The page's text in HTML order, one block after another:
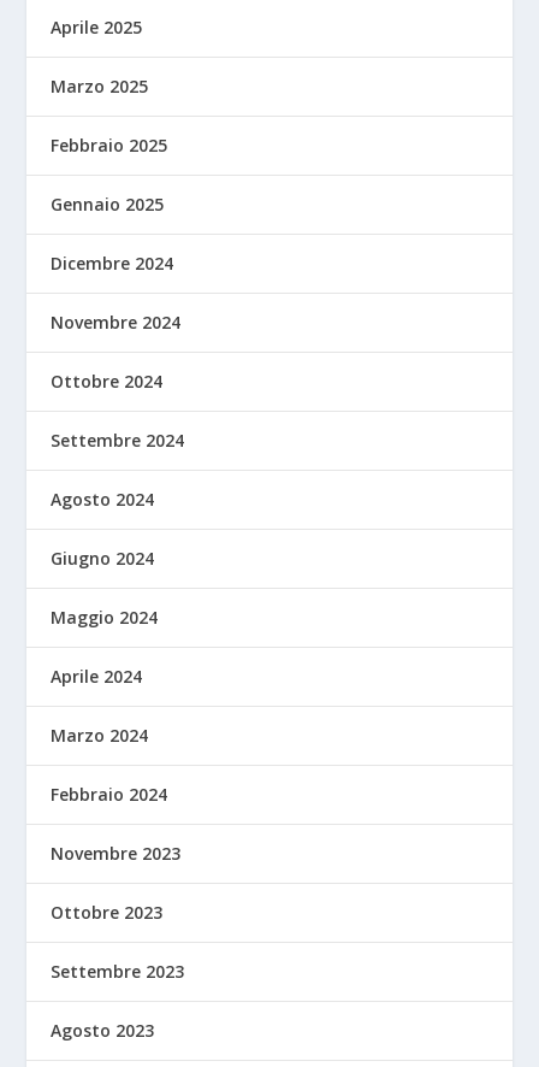
Aprile 2025
Marzo 2025
Febbraio 2025
Gennaio 2025
Dicembre 2024
Novembre 2024
Ottobre 2024
Settembre 2024
Agosto 2024
Giugno 2024
Maggio 2024
Aprile 2024
Marzo 2024
Febbraio 2024
Novembre 2023
Ottobre 2023
Settembre 2023
Agosto 2023